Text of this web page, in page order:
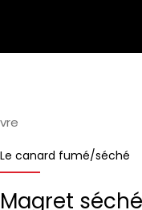
Le canard fumé/séché
Magret